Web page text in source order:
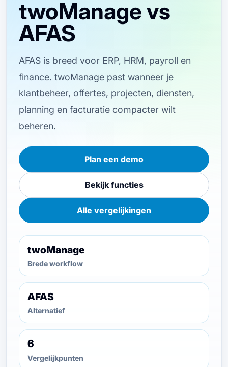
twoManage vs
AFAS
AFAS is breed voor ERP, HRM, payroll en
finance. twoManage past wanneer je
klantbeheer, offertes, projecten, diensten,
planning en facturatie compacter wilt
beheren.
Plan een demo
Bekijk functies
Alle vergelijkingen
twoManage
Brede workflow
AFAS
Alternatief
6
Vergelijkpunten